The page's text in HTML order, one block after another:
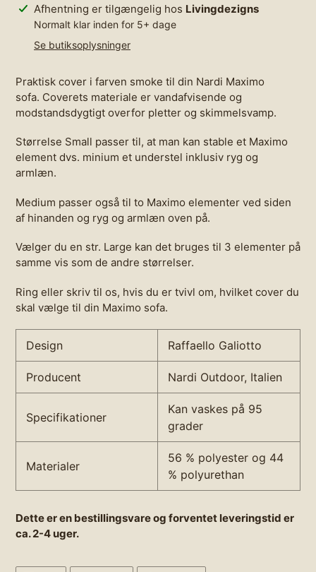
Lægger
produkt
Afhentning er tilgængelig hos Livingdezigns
Normalt klar inden for 5+ dage
Se butiksoplysninger
Praktisk cover i farven smoke til din Nardi Maximo
sofa. Coverets materiale er vandafvisende og
modstandsdygtigt overfor pletter og skimmelsvamp.
Størrelse Small passer til, at man kan stable et Maximo
element dvs. minium et understel inklusiv ryg og
armlæn.
Medium passer også til to Maximo elementer ved siden
af hinanden og ryg og armlæn oven på.
Vælger du en str. Large kan det bruges til 3 elementer på
samme vis som de andre størrelser.
Ring eller skriv til os, hvis du er tvivl om, hvilket cover du
skal vælge til din Maximo sofa.
Design Raffaello Galiotto
Producent Nardi Outdoor, Italien
Specifikationer
Kan vaskes på 95
grader
Materialer
56 % polyester og 44
% polyurethan
Dette er en bestillingsvare og forventet leveringstid er
ca. 2-4 uger.